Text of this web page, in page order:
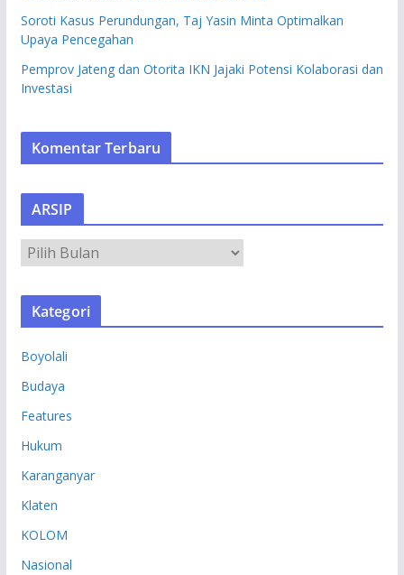
Soroti Kasus Perundungan, Taj Yasin Minta Optimalkan
Upaya Pencegahan
Pemprov Jateng dan Otorita IKN Jajaki Potensi Kolaborasi dan
Investasi
Komentar Terbaru
ARSIP
R
S
Kategori
Boyolali
Budaya
Features
Hukum
Karanganyar
Klaten
KOLOM
Nasional